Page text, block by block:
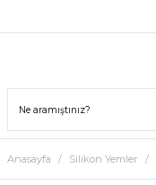
Anasayfa Silikon Yemler